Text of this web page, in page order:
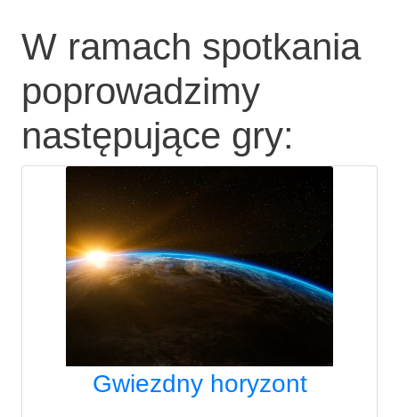
W ramach spotkania
poprowadzimy
następujące gry:
Gwiezdny horyzont